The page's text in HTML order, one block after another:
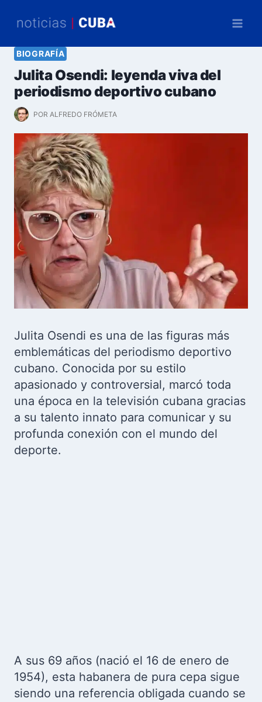
BIOGRAFÍA
Julita Osendi: leyenda viva del
periodismo deportivo cubano
POR ALFREDO FRÓMETA
Julita Osendi es una de las figuras más
emblemáticas del periodismo deportivo
cubano. Conocida por su estilo
apasionado y controversial, marcó toda
una época en la televisión cubana gracias
a su talento innato para comunicar y su
profunda conexión con el mundo del
deporte.
A sus 69 años (nació el 16 de enero de
1954), esta habanera de pura cepa sigue
siendo una referencia obligada cuando se